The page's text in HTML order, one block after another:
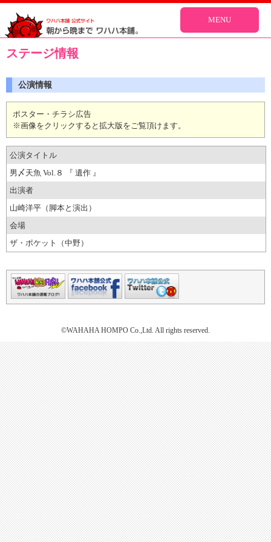
MENU
ステージ情報
公演情報
ポスター・チラシ広告
※画像をクリックすると拡大版をご覧頂けます。
公演タイトル
男〆天魚 Vol.８ 『 遺作 』
出演者
山崎洋平（脚本と演出）
会場
ザ・ポケット（中野）
©WAHAHA HOMPO Co.,Ltd. All rights reserved.